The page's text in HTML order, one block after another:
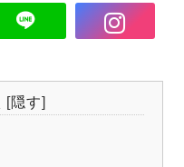
[隠す]